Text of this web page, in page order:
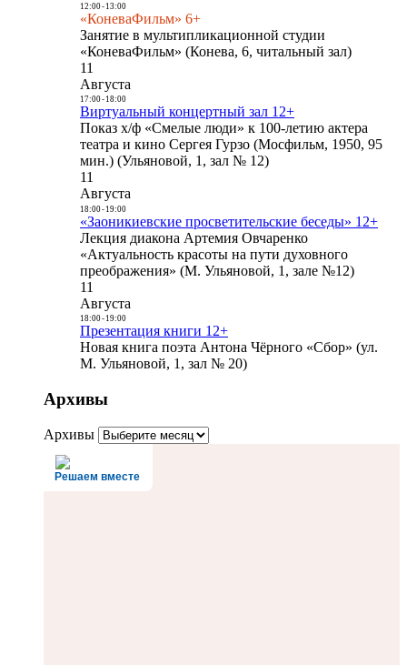
12:00- 13:00
«КоневаФильм» 6+
Занятие в мультипликационной студии
«КоневаФильм» (Конева, 6, читальный зал)
11
Августа
17:00- 18:00
Виртуальный концертный зал 12+
Показ х/ф «Смелые люди» к 100-летию актера
театра и кино Сергея Гурзо (Мосфильм, 1950, 95
мин.) (Ульяновой, 1, зал № 12)
11
Августа
18:00- 19:00
«Заоникиевские просветительские беседы» 12+
Лекция диакона Артемия Овчаренко
«Актуальность красоты на пути духовного
преображения» (М. Ульяновой, 1, зале №12)
11
Августа
18:00- 19:00
Презентация книги 12+
Новая книга поэта Антона Чёрного «Сбор» (ул.
М. Ульяновой, 1, зал № 20)
Архивы
Архивы
Решаем вместе